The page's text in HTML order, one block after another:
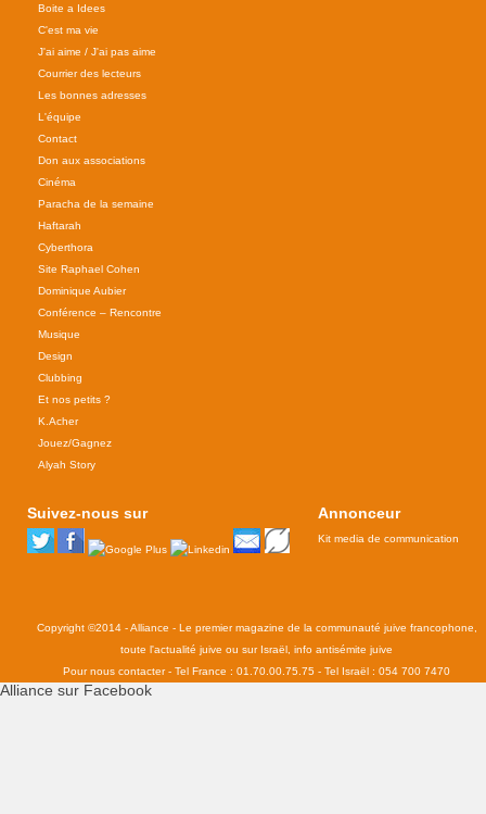
Boite a Idees
C'est ma vie
J'ai aime / J'ai pas aime
Courrier des lecteurs
Les bonnes adresses
L'équipe
Contact
Don aux associations
Cinéma
Paracha de la semaine
Haftarah
Cyberthora
Site Raphael Cohen
Dominique Aubier
Conférence – Rencontre
Musique
Design
Clubbing
Et nos petits ?
K.Acher
Jouez/Gagnez
Alyah Story
Suivez-nous sur Annonceur
Kit media de communication
Copyright ©2014 - Alliance - Le premier magazine de la communauté juive francophone,
toute l'actualité juive ou sur Israël, info antisémite juive
Pour nous contacter - Tel France : 01.70.00.75.75 - Tel Israël : 054 700 7470
Alliance sur Facebook